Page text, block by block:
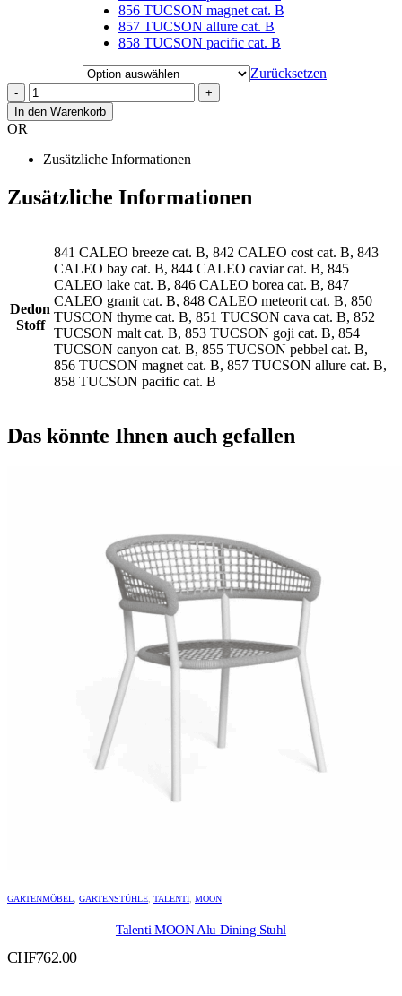
856 TUCSON magnet cat. B
857 TUCSON allure cat. B
858 TUCSON pacific cat. B
Zurücksetzen
-
+
In den Warenkorb
OR
Zusätzliche Informationen
Zusätzliche Informationen
Dedon
Stoff
841 CALEO breeze cat. B, 842 CALEO cost cat. B, 843
CALEO bay cat. B, 844 CALEO caviar cat. B, 845
CALEO lake cat. B, 846 CALEO borea cat. B, 847
CALEO granit cat. B, 848 CALEO meteorit cat. B, 850
TUSCON thyme cat. B, 851 TUCSON cava cat. B, 852
TUCSON malt cat. B, 853 TUCSON goji cat. B, 854
TUCSON canyon cat. B, 855 TUCSON pebbel cat. B,
856 TUCSON magnet cat. B, 857 TUCSON allure cat. B,
858 TUCSON pacific cat. B
Das könnte Ihnen auch gefallen
GARTENMÖBEL, GARTENSTÜHLE, TALENTI, MOON
Talenti MOON Alu Dining Stuhl
CHF762.00